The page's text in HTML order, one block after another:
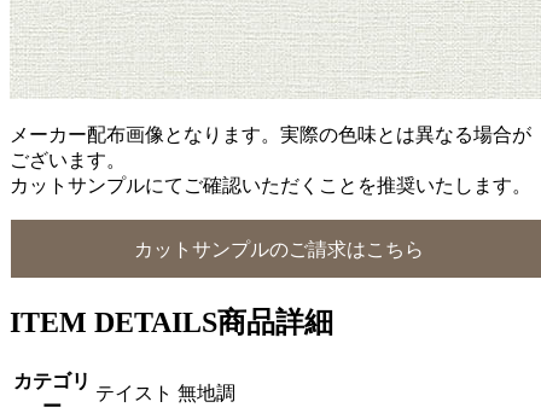
メーカー配布画像となります。実際の色味とは異なる場合が
ございます。
カットサンプルにてご確認いただくことを推奨いたします。
カットサンプルのご請求はこちら
ITEM DETAILS商品詳細
カテゴリ
ー
テイスト 無地調